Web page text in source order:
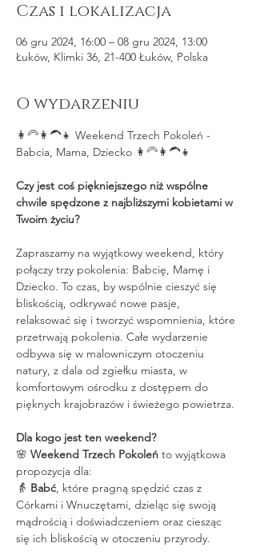
Czas i lokalizacja
06 gru 2024, 16:00 – 08 gru 2024, 13:00
Łuków, Klimki 36, 21-400 Łuków, Polska
O wydarzeniu
👩‍🦳👩‍🦱👧 Weekend Trzech Pokoleń -
Babcia, Mama, Dziecko 👩‍🦳👩‍🦱👧
Czy jest coś piękniejszego niż wspólne
chwile spędzone z najbliższymi kobietami w
Twoim życiu?
Zapraszamy na wyjątkowy weekend, który
połączy trzy pokolenia: Babcię, Mamę i
Dziecko. To czas, by wspólnie cieszyć się
bliskością, odkrywać nowe pasje,
relaksować się i tworzyć wspomnienia, które
przetrwają pokolenia. Całe wydarzenie
odbywa się w malowniczym otoczeniu
natury, z dala od zgiełku miasta, w
komfortowym ośrodku z dostępem do
pięknych krajobrazów i świeżego powietrza.
Dla kogo jest ten weekend?
🌸 Weekend Trzech Pokoleń to wyjątkowa
propozycja dla:
👵 Babć, które pragną spędzić czas z
Córkami i Wnuczętami, dzieląc się swoją
mądrością i doświadczeniem oraz ciesząc
się ich bliskością w otoczeniu przyrody.